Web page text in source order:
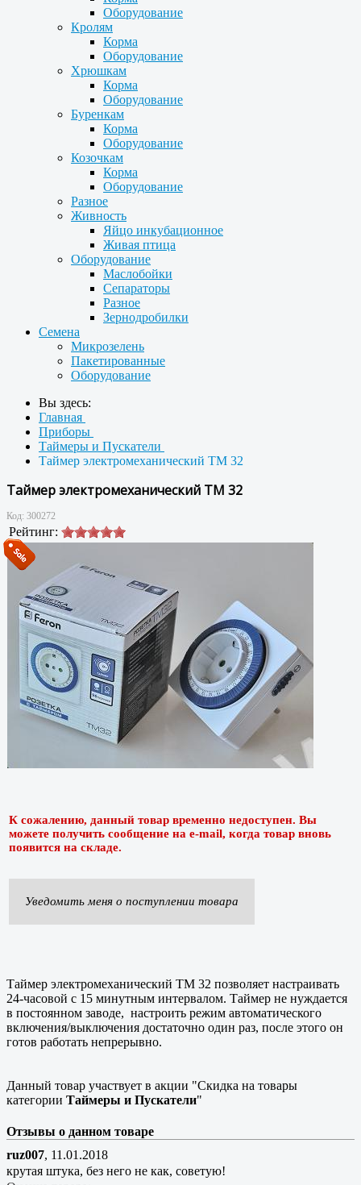
Оборудование
Кролям
Корма
Оборудование
Хрюшкам
Корма
Оборудование
Буренкам
Корма
Оборудование
Козочкам
Корма
Оборудование
Разное
Живность
Яйцо инкубационное
Живая птица
Оборудование
Маслобойки
Сепараторы
Разное
Зернодробилки
Семена
Микрозелень
Пакетированные
Оборудование
Вы здесь:
Главная
Приборы
Таймеры и Пускатели
Таймер электромеханический TM 32
Таймер электромеханический TM 32
Код: 300272
Рейтинг:
К сожалению, данный товар временно недоступен. Вы
можете получить сообщение на e-mail, когда товар вновь
появится на складе.
Уведомить меня о поступлении товара
Таймер электромеханический TM 32 позволяет настраивать
24-часовой с 15 минутным интервалом. Таймер не нуждается
в постоянном заводе, настроить режим автоматического
включения/выключения достаточно один раз, после этого он
готов работать непрерывно.
Данный товар участвует в акции "Скидка на товары
категории Таймеры и Пускатели"
Отзывы о данном товаре
ruz007, 11.01.2018
крутая штука, без него не как, советую!